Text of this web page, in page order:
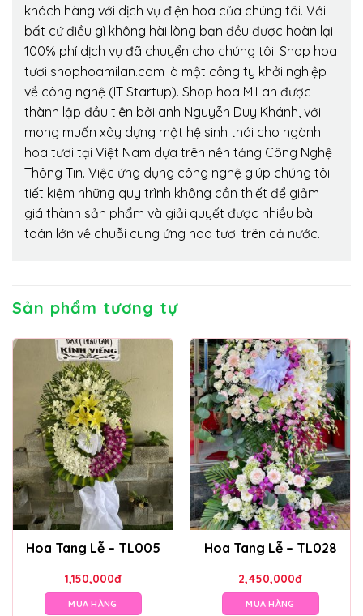
khách hàng với dịch vụ điện hoa của chúng tôi. Với
bất cứ điều gì không hài lòng bạn đều được hoàn lại
100% phí dịch vụ đã chuyển cho chúng tôi. Shop hoa
tươi shophoamilan.com là một công ty khởi nghiệp
về công nghệ (IT Startup). Shop hoa MiLan được
thành lập đầu tiên bởi anh Nguyễn Duy Khánh, với
mong muốn xây dựng một hệ sinh thái cho ngành
hoa tươi tại Việt Nam dựa trên nền tảng Công Nghệ
Thông Tin. Việc ứng dụng công nghệ giúp chúng tôi
tiết kiệm những quy trình không cần thiết để giảm
giá thành sản phẩm và giải quyết được nhiều bài
toán lớn về chuỗi cung ứng hoa tươi trên cả nước.
Sản phẩm tương tự
Hoa Tang Lễ – TL005
1,150,000đ
MUA HÀNG
Hoa Tang Lễ – TL028
2,450,000đ
MUA HÀNG